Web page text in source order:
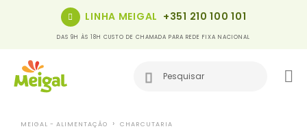
LINHA MEIGAL +351 210 100 101
DAS 9H ÀS 18H CUSTO DE CHAMADA PARA REDE FIXA NACIONAL
MEIGAL - ALIMENTAÇÃO
CHARCUTARIA